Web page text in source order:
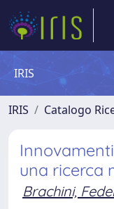
IRIS
IRIS Catalogo
una ricerca
Brachini,